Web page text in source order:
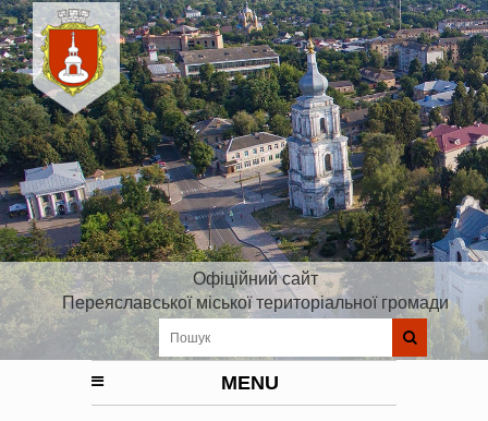
Офіційний сайт
Переяславської міської територіальної громади
MENU